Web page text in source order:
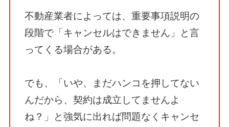
不動産業者によっては、重要事項説明の
段階で「キャンセルはできません」と言
ってくる場合がある。
でも、「いや、まだハンコを押してない
んだから、契約は成立してませんよ
ね？」と強気に出れば問題なくキャンセ